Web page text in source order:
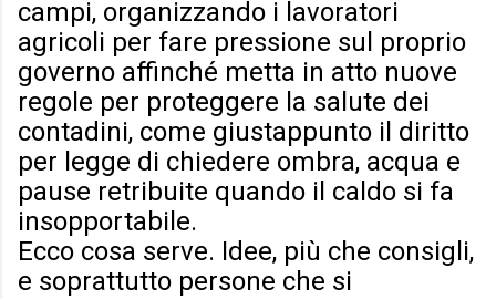
campi, organizzando i lavoratori
agricoli per fare pressione sul proprio
governo affinché metta in atto nuove
regole per proteggere la salute dei
contadini, come giustappunto il diritto
per legge di chiedere ombra, acqua e
pause retribuite quando il caldo si fa
insopportabile.
Ecco cosa serve. Idee, più che consigli,
e soprattutto persone che si